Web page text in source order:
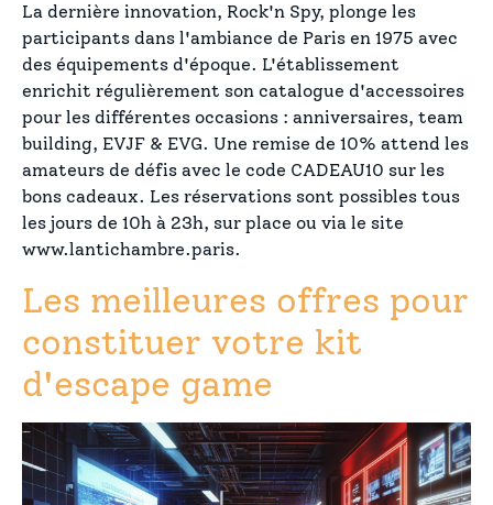
La dernière innovation, Rock'n Spy, plonge les
participants dans l'ambiance de Paris en 1975 avec
des équipements d'époque. L'établissement
enrichit régulièrement son catalogue d'accessoires
pour les différentes occasions : anniversaires, team
building, EVJF & EVG. Une remise de 10% attend les
amateurs de défis avec le code CADEAU10 sur les
bons cadeaux. Les réservations sont possibles tous
les jours de 10h à 23h, sur place ou via le site
www.lantichambre.paris.
Les meilleures offres pour
constituer votre kit
d'escape game